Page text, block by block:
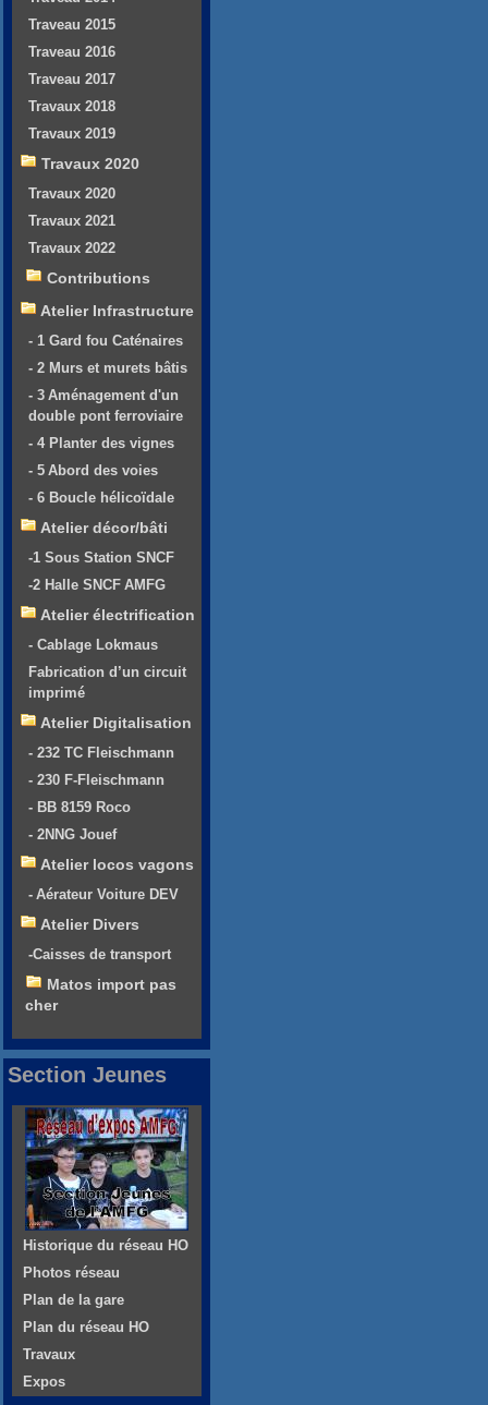
Traveau 2015
Traveau 2016
Traveau 2017
Travaux 2018
Travaux 2019
Travaux 2020
Travaux 2020
Travaux 2021
Travaux 2022
Contributions
Atelier Infrastructure
- 1 Gard fou Caténaires
- 2 Murs et murets bâtis
- 3 Aménagement d'un
double pont ferroviaire
- 4 Planter des vignes
- 5 Abord des voies
- 6 Boucle hélicoïdale
Atelier décor/bâti
-1 Sous Station SNCF
-2 Halle SNCF AMFG
Atelier électrification
- Cablage Lokmaus
Fabrication d’un circuit
imprimé
Atelier Digitalisation
- 232 TC Fleischmann
- 230 F-Fleischmann
- BB 8159 Roco
- 2NNG Jouef
Atelier locos vagons
- Aérateur Voiture DEV
Atelier Divers
-Caisses de transport
Matos import pas
cher
Section Jeunes
Historique du réseau HO
Photos réseau
Plan de la gare
Plan du réseau HO
Travaux
Expos